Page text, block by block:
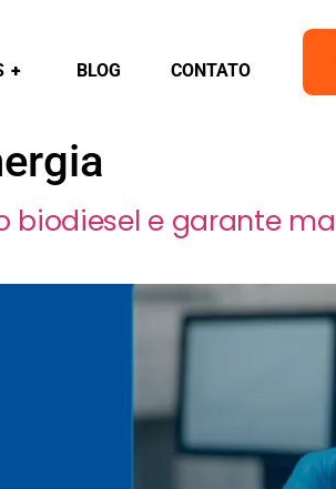
+ BLOG CONTATO
biodiesel e garante